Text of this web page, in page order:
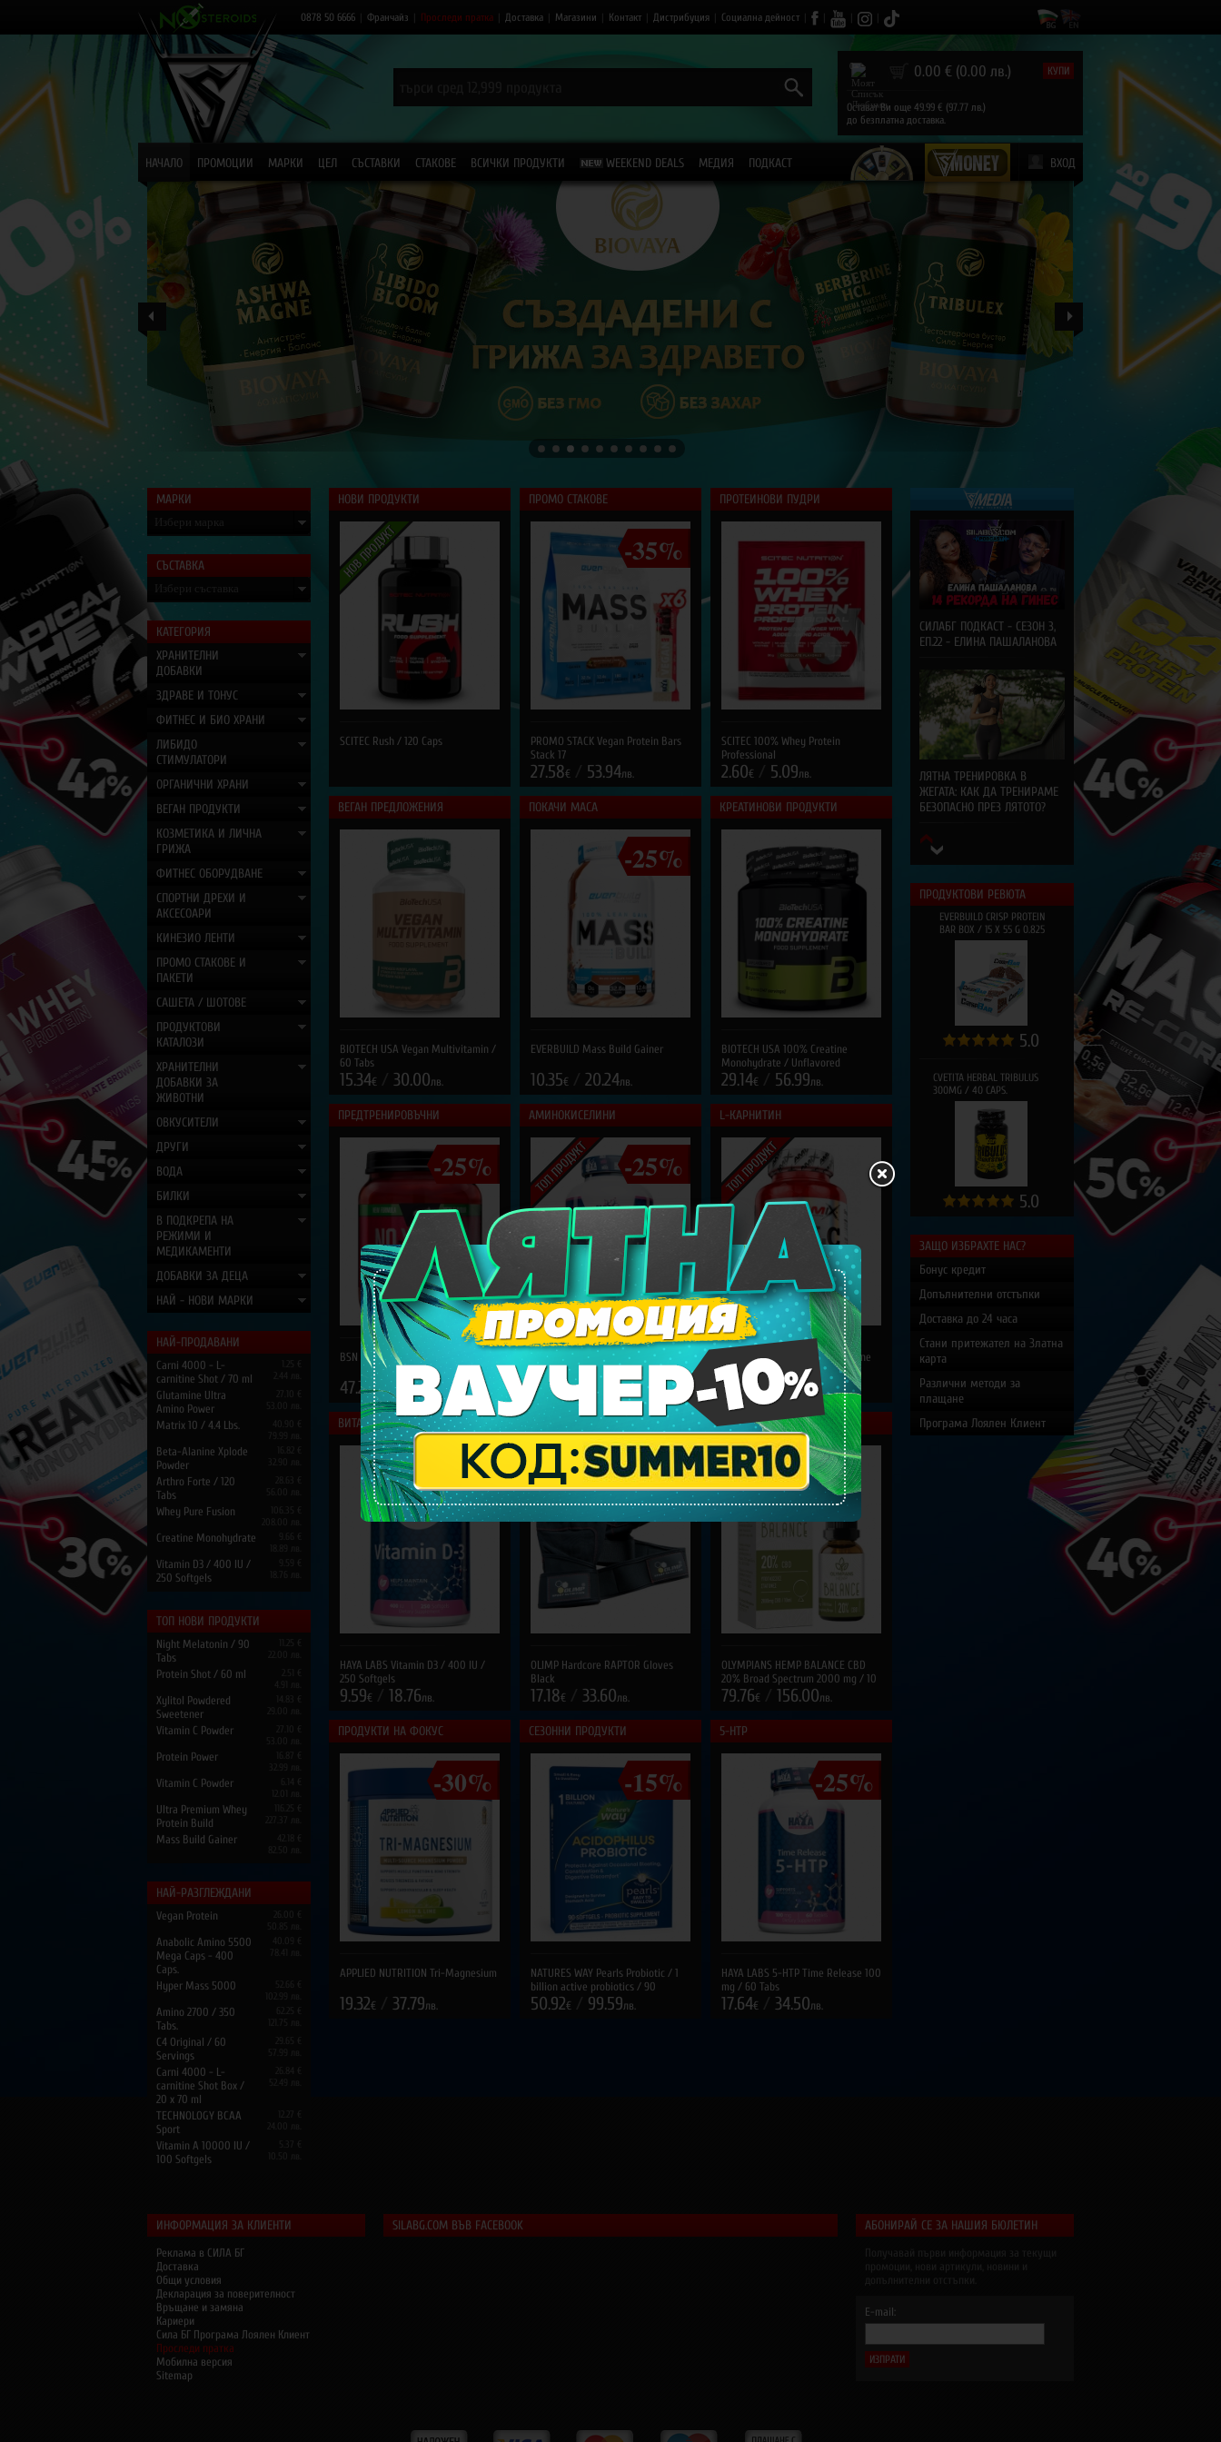
0878 50 6666 Франчайз Проследи пратка Доставка Магазини Контакт Дистрибуция Социална дейност
0 0.00 € (0.00 лв.) КУПИ
Остават Ви още 49.99 € (97.77 лв.)
до безплатна доставка.
НАЧАЛО ПРОМОЦИИ МАРКИ ЦЕЛ СЪСТАВКИ СТАКОВЕ ВСИЧКИ ПРОДУКТИ WEEKEND DEALS МЕДИЯ ПОДКАСТ ВХОД
МАРКИ
СЪСТАВКА
КАТЕГОРИЯ
ХРАНИТЕЛНИ
ДОБАВКИ
ЗДРАВЕ И ТОНУС
ФИТНЕС И БИО ХРАНИ
ЛИБИДО
СТИМУЛАТОРИ
ОРГАНИЧНИ ХРАНИ
ВЕГАН ПРОДУКТИ
КОЗМЕТИКА И ЛИЧНА
ГРИЖА
ФИТНЕС ОБОРУДВАНЕ
СПОРТНИ ДРЕХИ И
АКСЕСОАРИ
КИНЕЗИО ЛЕНТИ
ПРОМО СТАКОВЕ И
ПАКЕТИ
САШЕТА / ШОТОВЕ
ПРОДУКТОВИ
КАТАЛОЗИ
ХРАНИТЕЛНИ
ДОБАВКИ ЗА
ЖИВОТНИ
ОВКУСИТЕЛИ
ДРУГИ
ВОДА
БИЛКИ
В ПОДКРЕПА НА
РЕЖИМИ И
МЕДИКАМЕНТИ
ДОБАВКИ ЗА ДЕЦА
НАЙ - НОВИ МАРКИ
НАЙ-ПРОДАВАНИ
Carni 4000 - L-
carnitine Shot / 70 ml
Glutamine Ultra
Amino Power
Matrix 10 / 4.4 Lbs.
Beta-Alanine Xplode
Powder
Arthro Forte / 120
Tabs
Whey Pure Fusion
Creatine Monohydrate
Vitamin D3 / 400 IU /
250 Softgels
ТОП НОВИ ПРОДУКТИ
Night Melatonin / 90
Tabs
Protein Shot / 60 ml
Xylitol Powdered
Sweetener
Vitamin C Powder
Protein Power
Vitamin C Powder
Ultra Premium Whey
Protein Build
Mass Build Gainer
НАЙ-РАЗГЛЕЖДАНИ
Vegan Protein
Anabolic Amino 5500
Mega Caps - 400
Caps.
Hyper Mass 5000
Amino 2700 / 350
Tabs.
C4 Original / 60
Servings
Carni 4000 - L-
carnitine Shot Box /
20 x 70 ml
TECHNOLOGY BCAA
Sport
Vitamin A 10000 IU /
100 Softgels
НОВИ ПРОДУКТИ
SCITEC Rush / 120 Caps
ПРОМО СТАКОВЕ
-35%
PROMO STACK Vegan Protein Bars
Stack 17
27.58€ 53.94лв.
ПРОТЕИНОВИ ПУДРИ
SCITEC 100% Whey Protein
Professional
2.60€ 5.09лв.
ВЕГАН ПРЕДЛОЖЕНИЯ
BIOTECH USA Vegan Multivitamin /
60 Tabs
15.34€ 30.00лв.
ПОКАЧИ МАСА
-25%
EVERBUILD Mass Build Gainer
10.35€ 20.24лв.
КРЕАТИНОВИ ПРОДУКТИ
BIOTECH USA 100% Creatine
Monohydrate / Unflavored
29.14€ 56.99лв.
ПРЕДТРЕНИРОВЪЧНИ
-25%
BSN N.O.XPLODE
47.24€ /92.39 лв.
АМИНОКИСЕЛИНИ
-25%
HAYA LABS Free Form Amino Acids
/ 100 Caps
10.35 / 20.24
L-КАРНИТИН
AMIX ALC /with Taurin & Vitamine
B6/ 120 Caps.
20.96 € / 40.99лв.
ВИТАМИНИ И МИНЕРАЛИ
-25%
HAYA LABS Vitamin D3 / 400 IU /
250 Softgels
9.59€ 18.76лв.
СПОРТНИ ДРЕХИ И АКСЕСОАРИ
-30%
OLIMP Hardcore RAPTOR Gloves
Black
17.18€ 33.60лв.
CBD ПРОДУКТИ
OLYMPIANS HEMP BALANCE CBD
20% Broad Spectrum 2000 mg / 10
ml
79.76€ 156.00лв.
ПРОДУКТИ НА ФОКУС
-30%
APPLIED NUTRITION Tri-Magnesium
19.32€ 37.79лв.
СЕЗОННИ ПРОДУКТИ
-15%
NATURES WAY Pearls Probiotic / 1
billion active probiotics / 90
Softgels
50.92€ 99.59лв.
5-HTP
-25%
HAYA LABS 5-HTP Time Release 100
mg / 60 Tabs
17.64€ 34.50лв.
СИЛАБГ ПОДКАСТ - СЕЗОН 3,
ЕП.22 - ЕЛИНА ПАШАЛАНОВА
ЛЯТНА ТРЕНИРОВКА В
ЖЕГАТА: КАК ДА ТРЕНИРАМЕ
БЕЗОПАСНО ПРЕЗ ЛЯТОТО?
СПОРТНА ПСИХОЛОГИЯ: КАК
ДА ПОДДЪРЖАМЕ
МОТИВАЦИЯ И ФОКУС ВЪВ
ФИТНЕСА?
СИЛАБГ ПОДКАСТ - СЕЗОН 3,
ЕП.21 - АННА И ТЕОДОРА -
ОРГАНИЗАТОРИ НА ВИТОША
ПРОДУКТОВИ РЕВЮТА
EVERBUILD CRISP PROTEIN
BAR BOX / 15 X 55 G 0.825
5.0
CVETITA HERBAL TRIBULUS
300MG / 40 CAPS.
5.0
ЗАЩО ИЗБРАХТЕ НАС?
Бонус кредит
Допълнителни отстъпки
Доставка до 24 часа
Стани притежател на Златна
карта
Различни методи за
плащане
Програма Лоялен Клиент
ИНФОРМАЦИЯ ЗА КЛИЕНТИ
Реклама в СИЛА БГ
Доставка
Общи условия
Декларация за поверителност
Връщане и замяна
Кариери
Сила БГ Програма Лоялен Клиент
Проследи пратка
Мобилна версия
Sitemap
SILABG.COM ВЪВ FACEBOOK АБОНИРАЙ СЕ ЗА НАШИЯ БЮЛЕТИН
E-mail: